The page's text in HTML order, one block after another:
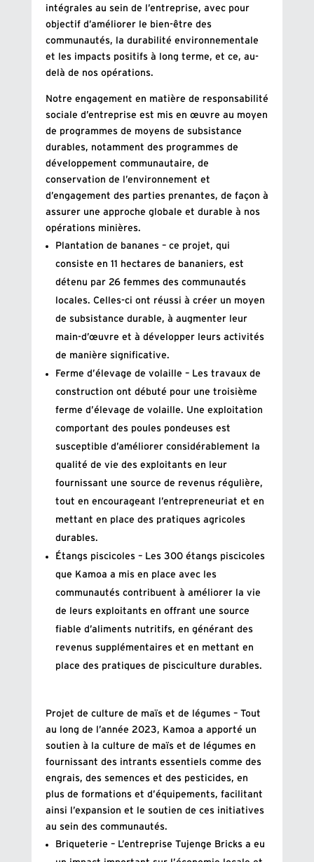
intégrales au sein de l’entreprise, avec pour
objectif d’améliorer le bien-être des
communautés, la durabilité environnementale
et les impacts positifs à long terme, et ce, au-
delà de nos opérations.
Notre engagement en matière de responsabilité
sociale d’entreprise est mis en œuvre au moyen
de programmes de moyens de subsistance
durables, notamment des programmes de
développement communautaire, de
conservation de l’environnement et
d’engagement des parties prenantes, de façon à
assurer une approche globale et durable à nos
opérations minières.
Plantation de bananes – ce projet, qui
consiste en 11 hectares de bananiers, est
détenu par 26 femmes des communautés
locales. Celles-ci ont réussi à créer un moyen
de subsistance durable, à augmenter leur
main-d’œuvre et à développer leurs activités
de manière significative.
Ferme d’élevage de volaille – Les travaux de
construction ont débuté pour une troisième
ferme d’élevage de volaille. Une exploitation
comportant des poules pondeuses est
susceptible d’améliorer considérablement la
qualité de vie des exploitants en leur
fournissant une source de revenus régulière,
tout en encourageant l’entrepreneuriat et en
mettant en place des pratiques agricoles
durables.
Étangs piscicoles – Les 300 étangs piscicoles
que Kamoa a mis en place avec les
communautés contribuent à améliorer la vie
de leurs exploitants en offrant une source
fiable d’aliments nutritifs, en générant des
revenus supplémentaires et en mettant en
place des pratiques de pisciculture durables.
Projet de culture de maïs et de légumes – Tout
au long de l’année 2023, Kamoa a apporté un
soutien à la culture de maïs et de légumes en
fournissant des intrants essentiels comme des
engrais, des semences et des pesticides, en
plus de formations et d’équipements, facilitant
ainsi l’expansion et le soutien de ces initiatives
au sein des communautés.
Briqueterie – L’entreprise Tujenge Bricks a eu